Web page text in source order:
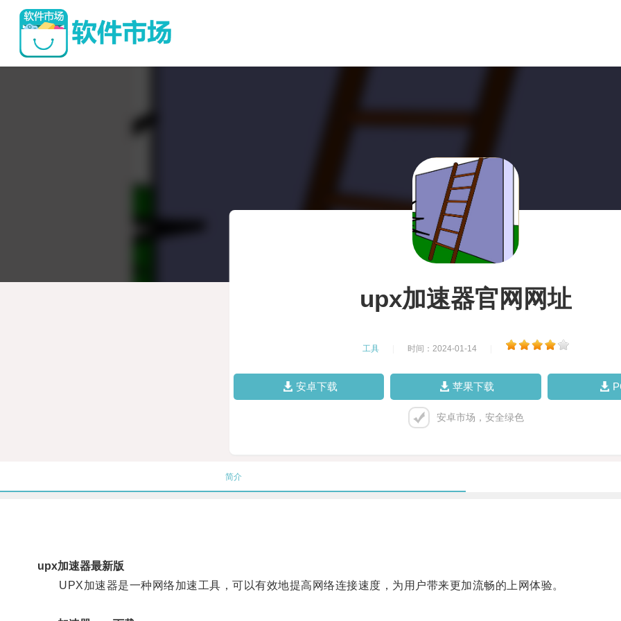
upx加速器官网网址
工具 时间：2024-01-14
安卓下载 苹果下载
安卓市场，安全绿色
简介
upx加速器最新版
UPX加速器是一种网络加速工具，可以有效地提高网络连接速度，为用户带来更加流畅的上网体验。